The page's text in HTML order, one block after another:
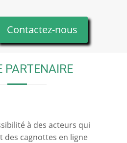
Contactez-nous
PARTENAIRE
à des acteurs qui
cagnottes en ligne